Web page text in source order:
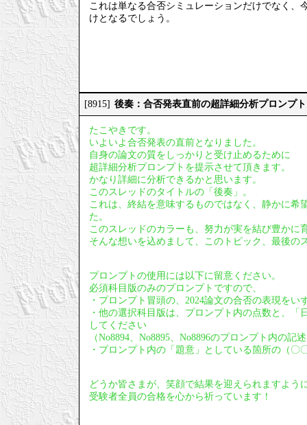
これは単なる合否シミュレーションだけでなく
けとなるでしょう。
[8915] 後奏：合否発表直前の超詳細分析プロンプ
たこやきです。
いよいよ合否発表の直前となりました。
自身の論文の質をしっかりと受け止めるために
超詳細分析プロンプトを提示させて頂きます。
かなり詳細に分析できるかと思います。
このスレッドのタイトルの「後奏」。
これは、終結を意味するものではなく、静かに
た。
このスレッドのカラーも、努力が実を結び豊かに
そんな想いを込めまして、このトピック、最後の
プロンプトの使用には以下に留意ください。
必須科目版のみのプロンプトですので、
・プロンプト冒頭の、2024論文の合否の表現をい
・他の選択科目版は、プロンプト内の点数と、
してください
（No8894、No8895、No8896のプロンプト内の記
・プロンプト内の「題意」としている箇所の（
どうか皆さまが、笑顔で結果を迎えられますよう
受験者全員の合格を心から祈っています！